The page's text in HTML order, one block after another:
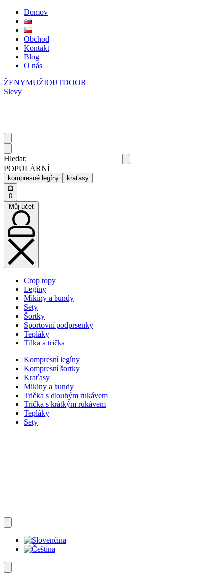
Domov
Obchod
Kontakt
Blog
O nás
ŽENYMUŽIOUTDOOR
Slevy
Hledat:
POPULÁRNÍ
kompresné legíny kraťasy
0
Můj účet
Crop topy
Legíny
Mikiny a bundy
Sety
Šortky
Sportovní podprsenky
Tepláky
Tílka a trička
Kompresní legíny
Kompresní šortky
Kraťasy
Mikiny a bundy
Trička s dlouhým rukávem
Trička s krátkým rukávem
Tepláky
Sety